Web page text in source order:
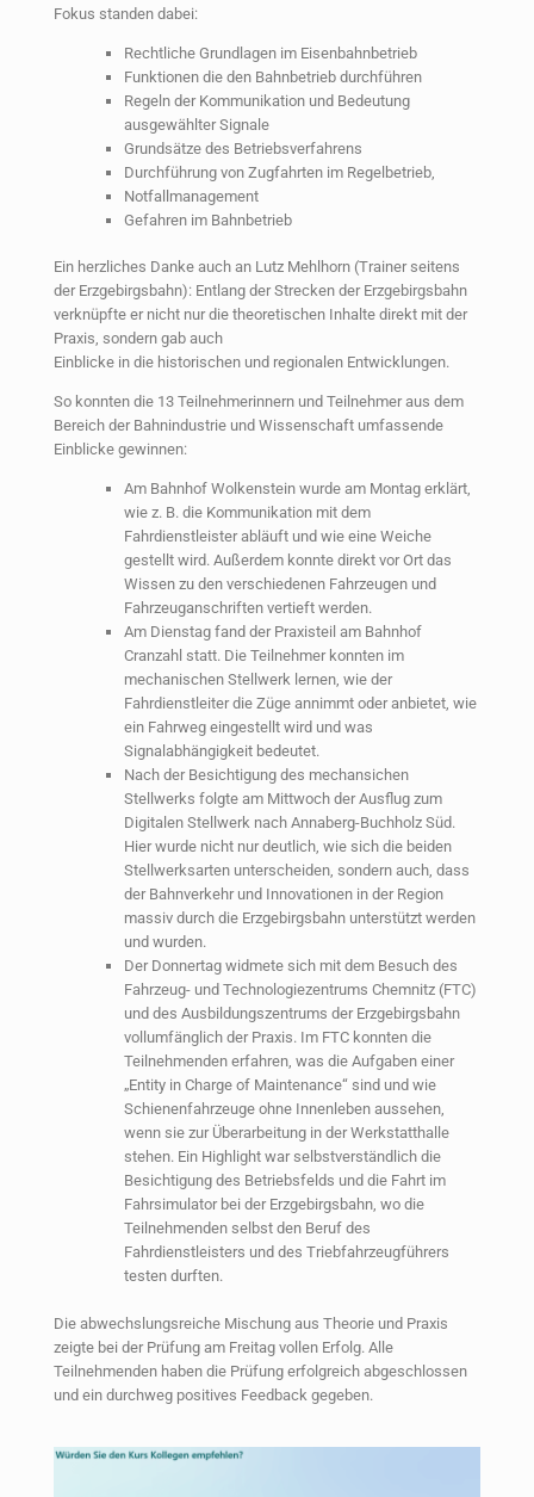
Fokus standen dabei:
Rechtliche Grundlagen im Eisenbahnbetrieb
Funktionen die den Bahnbetrieb durchführen
Regeln der Kommunikation und Bedeutung
ausgewählter Signale
Grundsätze des Betriebsverfahrens
Durchführung von Zugfahrten im Regelbetrieb,
Notfallmanagement
Gefahren im Bahnbetrieb
Ein herzliches Danke auch an Lutz Mehlhorn (Trainer seitens
der Erzgebirgsbahn): Entlang der Strecken der Erzgebirgsbahn
verknüpfte er nicht nur die theoretischen Inhalte direkt mit der
Praxis, sondern gab auch
Einblicke in die historischen und regionalen Entwicklungen.
So konnten die 13 Teilnehmerinnern und Teilnehmer aus dem
Bereich der Bahnindustrie und Wissenschaft umfassende
Einblicke gewinnen:
Am Bahnhof Wolkenstein wurde am Montag erklärt,
wie z. B. die Kommunikation mit dem
Fahrdienstleister abläuft und wie eine Weiche
gestellt wird. Außerdem konnte direkt vor Ort das
Wissen zu den verschiedenen Fahrzeugen und
Fahrzeuganschriften vertieft werden.
Am Dienstag fand der Praxisteil am Bahnhof
Cranzahl statt. Die Teilnehmer konnten im
mechanischen Stellwerk lernen, wie der
Fahrdienstleiter die Züge annimmt oder anbietet, wie
ein Fahrweg eingestellt wird und was
Signalabhängigkeit bedeutet.
Nach der Besichtigung des mechansichen
Stellwerks folgte am Mittwoch der Ausflug zum
Digitalen Stellwerk nach Annaberg-Buchholz Süd.
Hier wurde nicht nur deutlich, wie sich die beiden
Stellwerksarten unterscheiden, sondern auch, dass
der Bahnverkehr und Innovationen in der Region
massiv durch die Erzgebirgsbahn unterstützt werden
und wurden.
Der Donnertag widmete sich mit dem Besuch des
Fahrzeug- und Technologiezentrums Chemnitz (FTC)
und des Ausbildungszentrums der Erzgebirgsbahn
vollumfänglich der Praxis. Im FTC konnten die
Teilnehmenden erfahren, was die Aufgaben einer
„Entity in Charge of Maintenance“ sind und wie
Schienenfahrzeuge ohne Innenleben aussehen,
wenn sie zur Überarbeitung in der Werkstatthalle
stehen. Ein Highlight war selbstverständlich die
Besichtigung des Betriebsfelds und die Fahrt im
Fahrsimulator bei der Erzgebirgsbahn, wo die
Teilnehmenden selbst den Beruf des
Fahrdienstleisters und des Triebfahrzeugführers
testen durften.
Die abwechslungsreiche Mischung aus Theorie und Praxis
zeigte bei der Prüfung am Freitag vollen Erfolg. Alle
Teilnehmenden haben die Prüfung erfolgreich abgeschlossen
und ein durchweg positives Feedback gegeben.